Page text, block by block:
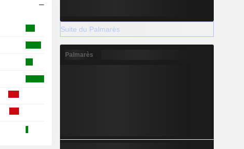
Suite du Palmarès
Palmarès